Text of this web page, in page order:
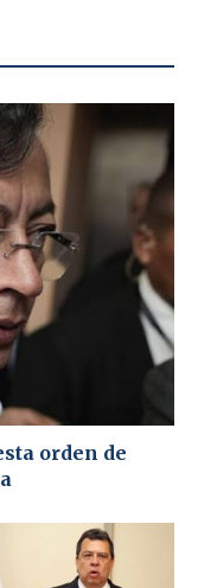
orden de